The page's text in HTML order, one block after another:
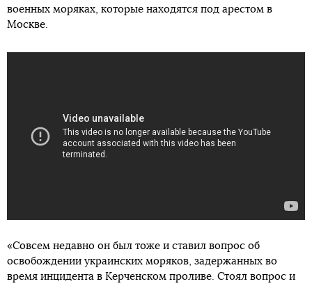
военных моряках, которые находятся под арестом в
Москве.
«Совсем недавно он был тоже и ставил вопрос об
освобождении украинских моряков, задержанных во
время инцидента в Керченском проливе. Стоял вопрос и